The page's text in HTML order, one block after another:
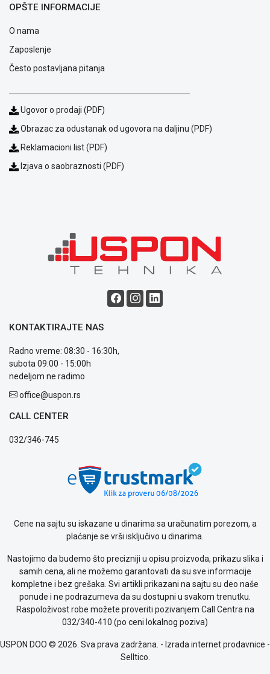
Politika
Politika
o
Provera
Kontakt
WEB
KREDIT
OPŠTE INFORMACIJE
O nama
Zaposlenje
Često postavljana pitanja
Ugovor o prodaji (PDF)
Obrazac za odustanak od ugovora na daljinu (PDF)
Reklamacioni list (PDF)
Izjava o saobraznosti (PDF)
KONTAKTIRAJTE NAS
Radno vreme: 08:30 - 16:30h,
subota 09:00 - 15:00h
nedeljom ne radimo
office@uspon.rs
CALL CENTER
032/346-745
Cene na sajtu su iskazane u dinarima sa uračunatim porezom, a
plaćanje se vrši isključivo u dinarima.
Nastojimo da budemo što precizniji u opisu proizvoda, prikazu slika i
samih cena, ali ne možemo garantovati da su sve informacije
kompletne i bez grešaka. Svi artikli prikazani na sajtu su deo naše
ponude i ne podrazumeva da su dostupni u svakom trenutku.
Raspoloživost robe možete proveriti pozivanjem Call Centra na
032/340-410 (po ceni lokalnog poziva)
USPON DOO © 2026. Sva prava zadržana. - Izrada internet prodavnice -
Selltico.